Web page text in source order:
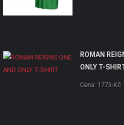
ROMAN
ONLY T-
Cena: 1773-Kč